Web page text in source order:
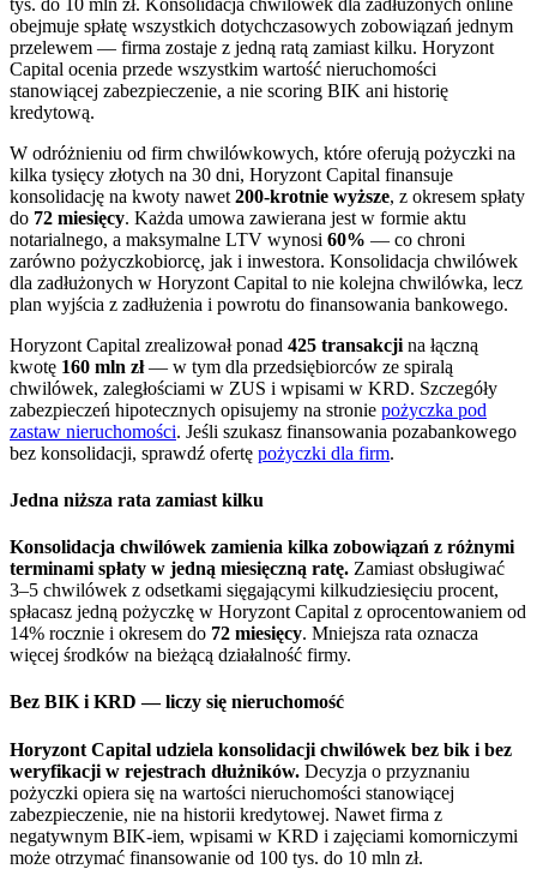
obejmuje spłatę wszystkich dotychczasowych zobowiązań jednym
przelewem — firma zostaje z jedną ratą zamiast kilku. Horyzont
Capital ocenia przede wszystkim wartość nieruchomości
stanowiącej zabezpieczenie, a nie scoring BIK ani historię
kredytową.
W odróżnieniu od firm chwilówkowych, które oferują pożyczki na
kilka tysięcy złotych na 30 dni, Horyzont Capital finansuje
konsolidację na kwoty nawet 200-krotnie wyższe, z okresem spłaty
do 72 miesięcy. Każda umowa zawierana jest w formie aktu
notarialnego, a maksymalne LTV wynosi 60% — co chroni
zarówno pożyczkobiorcę, jak i inwestora. Konsolidacja chwilówek
dla zadłużonych w Horyzont Capital to nie kolejna chwilówka, lecz
plan wyjścia z zadłużenia i powrotu do finansowania bankowego.
Horyzont Capital zrealizował ponad 425 transakcji na łączną
kwotę 160 mln zł— w tym dla przedsiębiorców ze spiralą
chwilówek, zaległościami w ZUS i wpisami w KRD. Szczegóły
zabezpieczeń hipotecznych opisujemy na stronie pożyczka pod
zastaw nieruchomości. Jeśli szukasz finansowania pozabankowego
bez konsolidacji, sprawdź ofertę pożyczki dla firm.
Jedna niższa rata zamiast kilku
Konsolidacja chwilówek zamienia kilka zobowiązań z różnymi
terminami spłaty w jedną miesięczną ratę. Zamiast obsługiwać
3–5 chwilówek z odsetkami sięgającymi kilkudziesięciu procent,
spłacasz jedną pożyczkę w Horyzont Capital z oprocentowaniem od
14% rocznie i okresem do 72 miesięcy. Mniejsza rata oznacza
więcej środków na bieżącą działalność firmy.
Bez BIK i KRD — liczy się nieruchomość
Horyzont Capital udziela konsolidacji chwilówek bez bik i bez
weryfikacji w rejestrach dłużników. Decyzja o przyznaniu
pożyczki opiera się na wartości nieruchomości stanowiącej
zabezpieczenie, nie na historii kredytowej. Nawet firma z
negatywnym BIK-iem, wpisami w KRD i zajęciami komorniczymi
może otrzymać finansowanie od 100 tys. do 10 mln zł.